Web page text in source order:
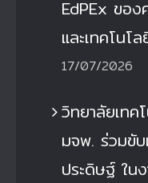
EdPEx ขอ
และเทคโนโล
17/07/2026
วิทยาลัยเทค
มจพ. ร่วมขั
ประดิษฐ์ ใน